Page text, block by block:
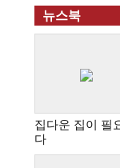
뉴스북
집다운 집이 필
다